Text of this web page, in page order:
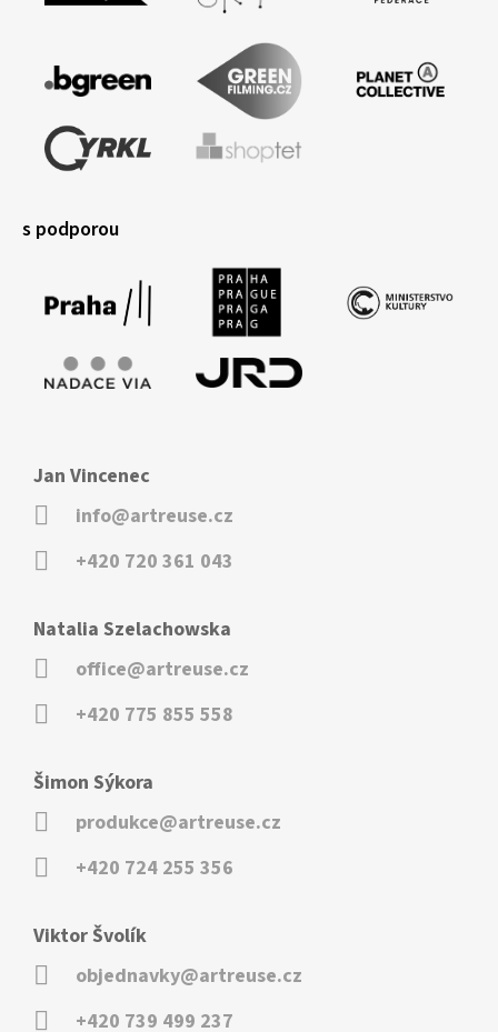
s podporou
Jan Vincenec
info@artreuse.cz
+420 720 361 043
Natalia Szelachowska
office@artreuse.cz
+420 775 855 558
Šimon Sýkora
produkce@artreuse.cz
+420 724 255 356
Viktor Švolík
objednavky@artreuse.cz
+420 739 499 237